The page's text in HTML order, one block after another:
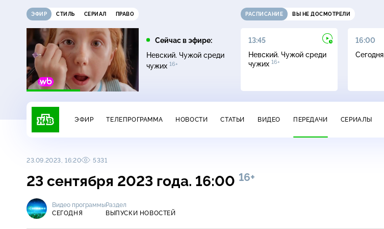
ЭФИР СТИЛЬ СЕРИАЛ ПРАВО
Сейчас в эфире:
Невский. Чужой среди
чужих 16+
РАСПИСАНИЕ ВЫ НЕ ДОСМОТРЕЛИ
12:00
Жди меня16+
13:00
Сегодня
13:45
Невский. Чужой среди
чужих 16+
16:00
Сегодня
ЭФИР ТЕЛЕПРОГРАММА НОВОСТИ СТАТЬИ ВИДЕО ПЕРЕДАЧИ СЕРИАЛЫ
23.09.2023, 16:20 5331
23 сентября 2023 года. 16:00 16+
Видео программы
СЕГОДНЯ
Раздел
ВЫПУСКИ НОВОСТЕЙ